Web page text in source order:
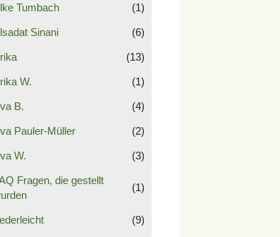
Tumbach (1)
Sinani (6)
(13)
W. (1)
B. (4)
Pauler-Müller (2)
W. (3)
Fragen, die gestellt
(1)
(9)